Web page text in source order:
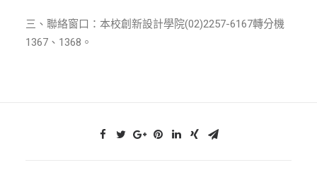
三、聯絡窗口：本校創新設計學院(02)2257-6167轉分機
1367、1368。